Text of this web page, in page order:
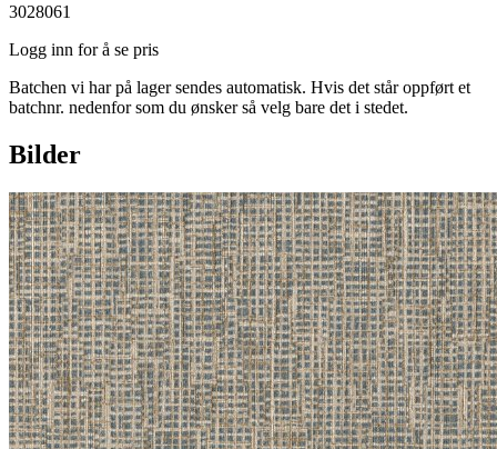
3028061
Logg inn for å se pris
Batchen vi har på lager sendes automatisk. Hvis det står oppført et
batchnr. nedenfor som du ønsker så velg bare det i stedet.
Bilder